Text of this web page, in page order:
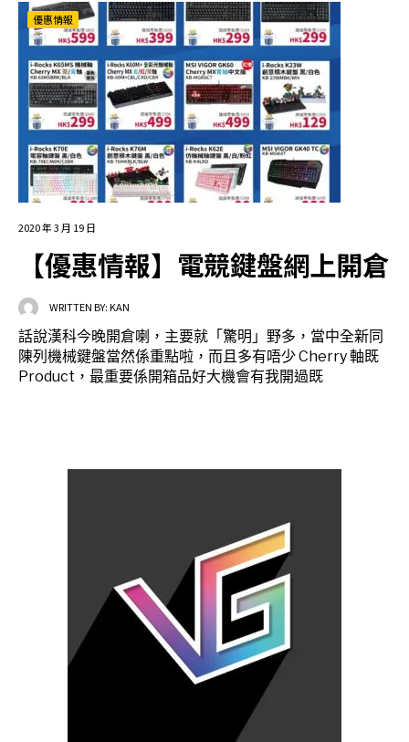
優惠情報
2020 年 3 月 19 日
【優惠情報】電競鍵盤網上開倉
WRITTEN BY:KAN
話說漢科今晚開倉喇，主要就「驚明」野多，當中全新同
陳列機械鍵盤當然係重點啦，而且多有唔少 Cherry 軸既
Product，最重要係開箱品好大機會有我開過既